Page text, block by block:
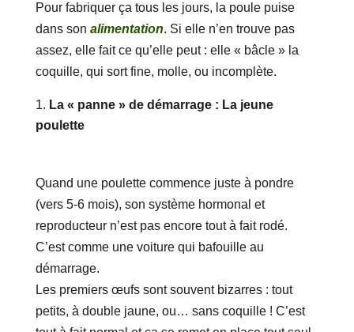
Pour fabriquer ça tous les jours, la poule puise
dans son alimentation. Si elle n’en trouve pas
assez, elle fait ce qu’elle peut : elle « bâcle » la
coquille, qui sort fine, molle, ou incomplète.
La « panne » de démarrage : La jeune
poulette
Quand une poulette commence juste à pondre
(vers 5-6 mois), son système hormonal et
reproducteur n’est pas encore tout à fait rodé.
C’est comme une voiture qui bafouille au
démarrage.
Les premiers œufs sont souvent bizarres : tout
petits, à double jaune, ou… sans coquille ! C’est